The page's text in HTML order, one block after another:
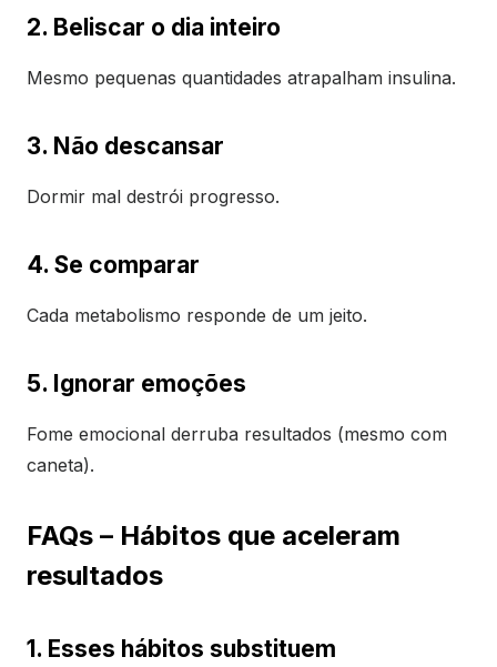
2. Beliscar o dia inteiro
Mesmo pequenas quantidades atrapalham insulina.
3. Não descansar
Dormir mal destrói progresso.
4. Se comparar
Cada metabolismo responde de um jeito.
5. Ignorar emoções
Fome emocional derruba resultados (mesmo com
caneta).
FAQs – Hábitos que aceleram
resultados
1. Esses hábitos substituem